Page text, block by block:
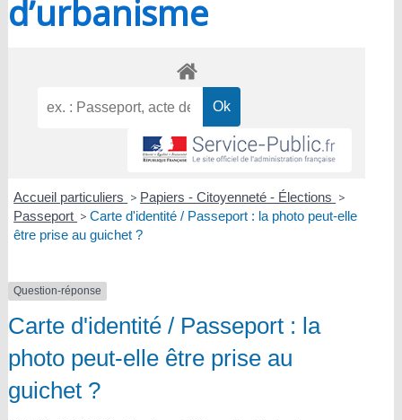
d’urbanisme
Accueil particuliers > Papiers - Citoyenneté - Élections >
Passeport > Carte d'identité / Passeport : la photo peut-elle
être prise au guichet ?
Question-réponse
Carte d'identité / Passeport : la
photo peut-elle être prise au
guichet ?